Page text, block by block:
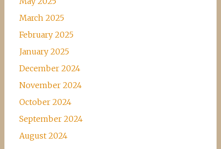
March 2025
February 2025
January 2025
December 2024
November 2024
October 2024
September 2024
August 2024